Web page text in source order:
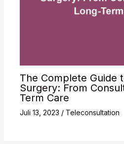
The Complete Guide
Surgery: From
Term Care
Juli 13, 2023 / Teleconsultation